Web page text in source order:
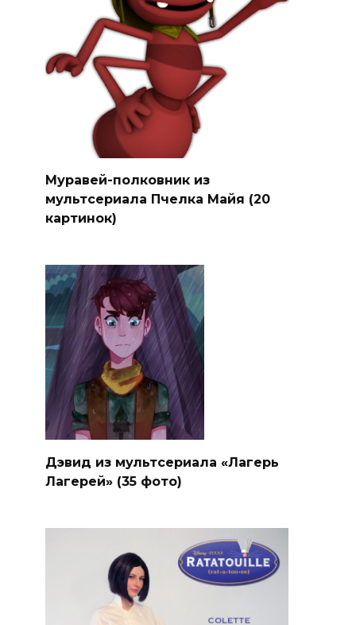
Муравей-полковник из
мультсериала Пчелка Майя (20
картинок)
Дэвид из мультсериала «Лагерь
Лагерей» (35 фото)